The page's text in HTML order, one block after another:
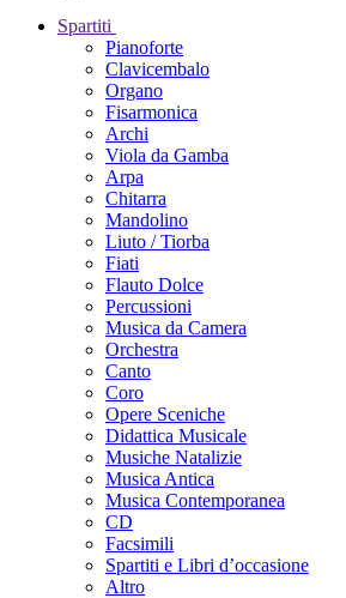
Spartiti
Pianoforte
Clavicembalo
Organo
Fisarmonica
Archi
Viola da Gamba
Arpa
Chitarra
Mandolino
Liuto / Tiorba
Fiati
Flauto Dolce
Percussioni
Musica da Camera
Orchestra
Canto
Coro
Opere Sceniche
Didattica Musicale
Musiche Natalizie
Musica Antica
Musica Contemporanea
CD
Facsimili
Spartiti e Libri d’occasione
Altro